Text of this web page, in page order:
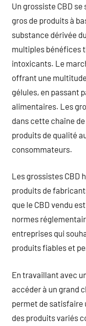
Un grossiste CBD
gros de produits à
substance dérivée
multiples bénéfices
intoxicants. Le
offrant une
gélules, en passant
alimentaires. Les
dans cette chaîne
produits de qualité
consommateurs.
Les grossistes CBD
produits de
que le CBD vendu
normes
entreprises qui
produits fiables et
En travaillant avec
accéder à un grand
permet de satisfaire
des produits variés